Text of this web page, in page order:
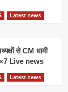
Latest news
से CM धामी
Live news
Latest news